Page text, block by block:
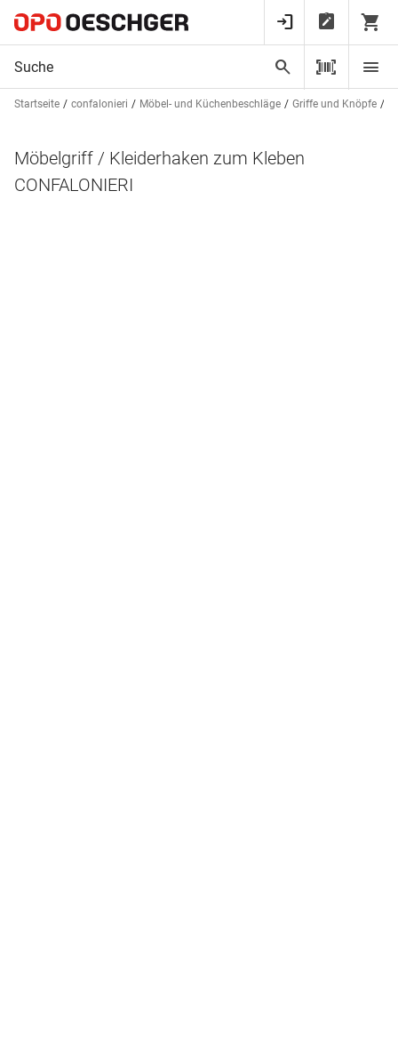
Startseite confalonieri Möbel- und Küchenbeschläge Griffe und Knöpfe
Möbelgriff / Kleiderhaken zum Kleben
CONFALONIERI